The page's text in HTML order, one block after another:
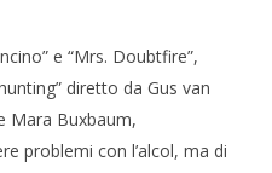
Floyd in mostra a Roma
e “Mrs. Doubtfire”,
diretto da Gus van
Mara Buxbaum,
problemi con l’alcol, ma di